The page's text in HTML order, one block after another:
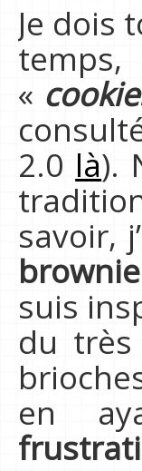
Je dois
«
2.0 là).
savoir,
suis
du
en